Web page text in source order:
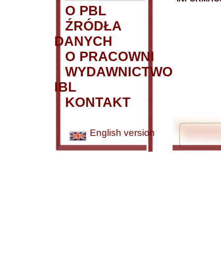
O PBL
ŹRÓDŁA
DANYCH
O PRACOWNI
WYDAWNICTWO
IBL
KONTAKT
English version